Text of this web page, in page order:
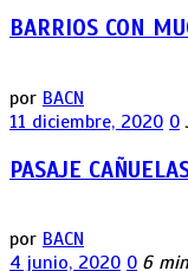
BARRIOS CON
por BACN
11 diciembre, 2020 0
PASAJE
por BACN
4 junio, 2020 0 6